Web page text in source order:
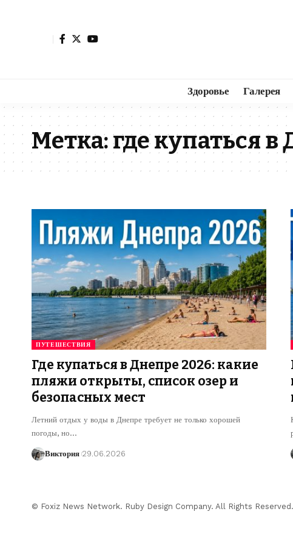
Здоровье Галерея
Метка:где купаться в
ПУТЕШЕСТВИЯ
Где купаться в Днепре 2026: какие
пляжи открыты, список озер и
безопасных мест
Летний отдых у воды в Днепре требует не только хорошей
погоды, но…
Виктория 29.06.2026
© Foxiz News Network. Ruby Design Company. All Rights Reserved.